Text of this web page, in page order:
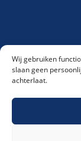
Wij gebruiken
slaan geen
achterlaat.
Meld